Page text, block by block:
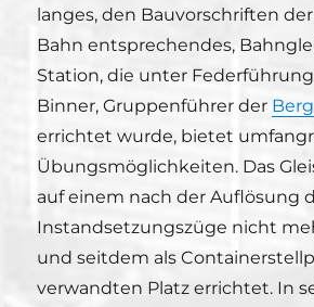
langes, den Bauvorschriften
Bahn entsprechendes,
Station, die unter
Binner, Gruppenführer der
errichtet wurde, bietet
Übungsmöglichkeiten. Das
auf einem nach der Auflösung
Instandsetzungszüge nicht
und seitdem als
verwandten Platz errichtet. In